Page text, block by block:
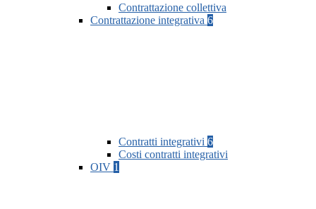
Contrattazione collettiva
Contrattazione integrativa 6
Contratti integrativi 6
Costi contratti integrativi
OIV 1